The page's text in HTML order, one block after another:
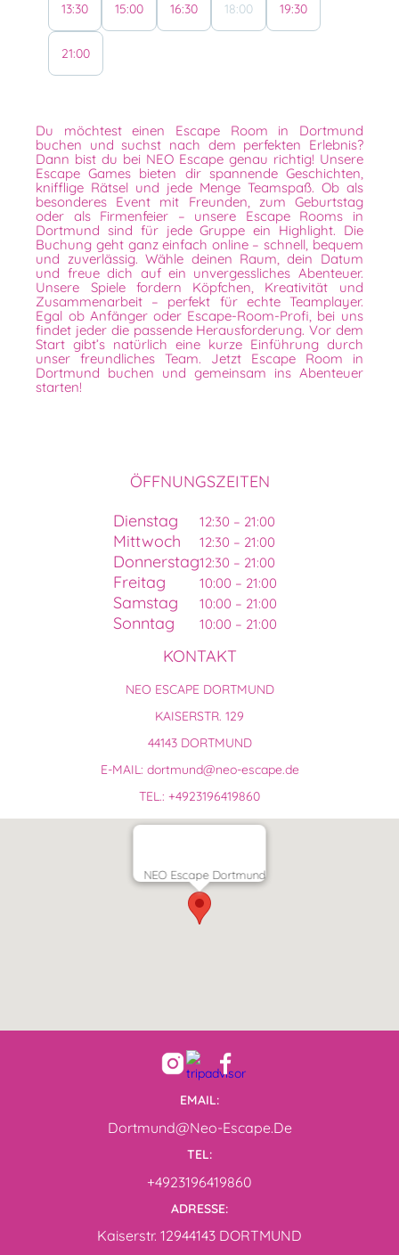
13:30 15:00 16:30 18:00 19:30
21:00
Du möchtest einen Escape Room in Dortmund
buchen und suchst nach dem perfekten Erlebnis?
Dann bist du bei NEO Escape genau richtig! Unsere
Escape Games bieten dir spannende Geschichten,
knifflige Rätsel und jede Menge Teamspaß. Ob als
besonderes Event mit Freunden, zum Geburtstag
oder als Firmenfeier – unsere Escape Rooms in
Dortmund sind für jede Gruppe ein Highlight. Die
Buchung geht ganz einfach online – schnell, bequem
und zuverlässig. Wähle deinen Raum, dein Datum
und freue dich auf ein unvergessliches Abenteuer.
Unsere Spiele fordern Köpfchen, Kreativität und
Zusammenarbeit – perfekt für echte Teamplayer.
Egal ob Anfänger oder Escape-Room-Profi, bei uns
findet jeder die passende Herausforderung. Vor dem
Start gibt’s natürlich eine kurze Einführung durch
unser freundliches Team. Jetzt Escape Room in
Dortmund buchen und gemeinsam ins Abenteuer
starten!
ÖFFNUNGSZEITEN
Dienstag
Mittwoch
Donnerstag
Freitag
Samstag
Sonntag
12:30 – 21:00
12:30 – 21:00
12:30 – 21:00
10:00 – 21:00
10:00 – 21:00
10:00 – 21:00
KONTAKT
NEO ESCAPE DORTMUND
KAISERSTR. 129
44143 DORTMUND
E-MAIL: dortmund@neo-escape.de
TEL.: +4923196419860
NEO Escape Dortmund
EMAIL:
Dortmund@neo-Escape.de
TEL:
+4923196419860
ADRESSE:
Kaiserstr. 12944143 DORTMUND